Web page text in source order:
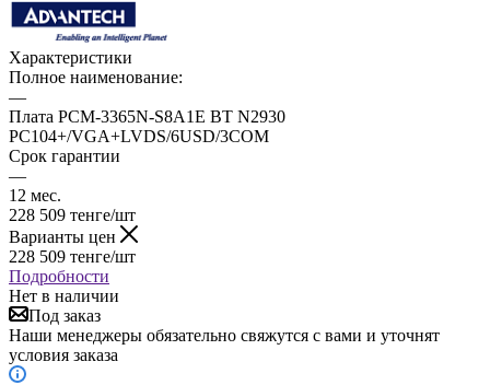
Характеристики
Полное наименование:
—
Плата PCM-3365N-S8A1E BT N2930
PC104+/VGA+LVDS/6USD/3COM
Срок гарантии
—
12 мес.
228 509 тенге/шт
Варианты цен
228 509 тенге/шт
Подробности
Нет в наличии
Под заказ
Наши менеджеры обязательно свяжутся с вами и уточнят
условия заказа